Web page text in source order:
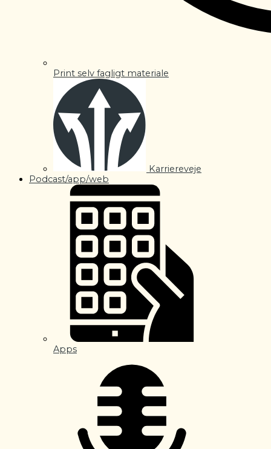
Print selv fagligt materiale
Karriereveje
Podcast/app/web
Apps